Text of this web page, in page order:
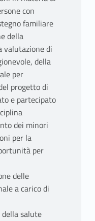
con
familiare
della
valutazione di
della
per
progetto di
e partecipato​
dei minori
per la
per
delle
a carico di
salute